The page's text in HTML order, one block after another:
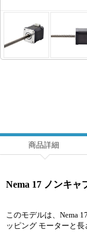
商品詳細
Nema 17 ノンキャ
このモデルは、Nema
ッピング モーターと